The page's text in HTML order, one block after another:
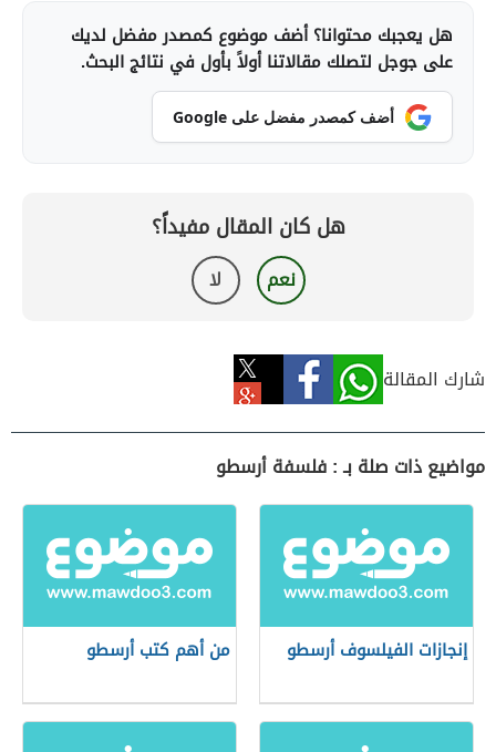
هل يعجبك محتوانا؟ أضف موضوع كمصدر مفضل لديك
على جوجل لتصلك مقالاتنا أولاً بأول في نتائج البحث.
أضف كمصدر مفضل على Google
هل كان المقال مفيداً؟
نعم لا
شارك المقالة
مواضيع ذات صلة بـ : فلسفة أرسطو
إنجازات الفيلسوف أرسطو من أهم كتب أرسطو